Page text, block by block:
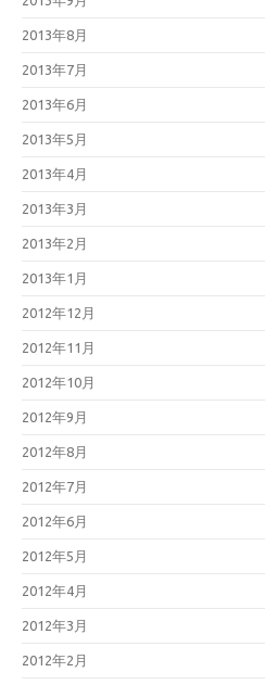
2013年8月
2013年7月
2013年6月
2013年5月
2013年4月
2013年3月
2013年2月
2013年1月
2012年12月
2012年11月
2012年10月
2012年9月
2012年8月
2012年7月
2012年6月
2012年5月
2012年4月
2012年3月
2012年2月